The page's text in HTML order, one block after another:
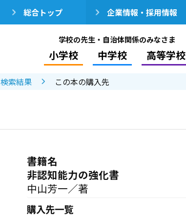
総合トップ 企業情報・採用情報
学校の先生・自治体関係のみなさま
小学校 中学校 高等学校
検索結果 この本の購入先
書籍名
非認知能力の強化書
中山芳一／著
購入先一覧